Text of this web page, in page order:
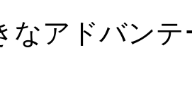
なアドバン